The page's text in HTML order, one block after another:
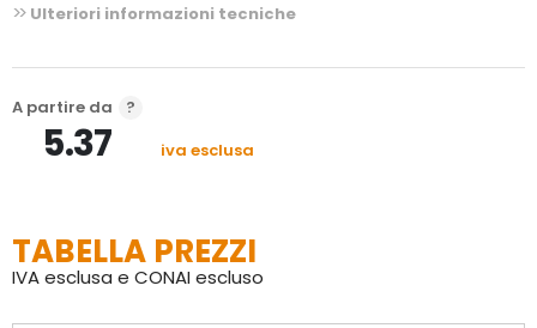
vetro, piastrelle, legno trattato (verniciato,
La rimozione pulita fino a 14 giorni dopo
l'applicazione non causa danni o né lascia residui
appiccicosi
Resistenza ai raggi UV e all'acqua
Ulteriori informazioni tecniche
A partire da
5.37 iva esclusa
TABELLA PREZZI
IVA esclusa e CONAI escluso